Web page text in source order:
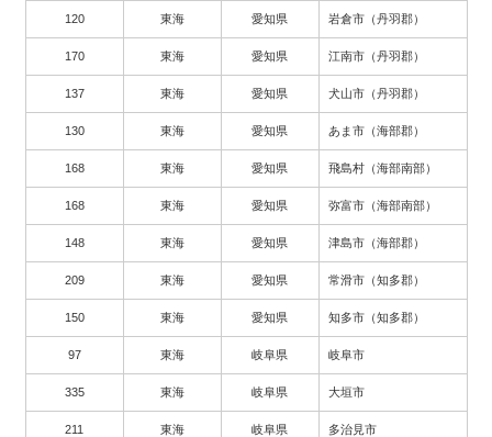
120 東海 愛知県 岩倉市（丹羽郡）
170 東海 愛知県 江南市（丹羽郡）
137 東海 愛知県 犬山市（丹羽郡）
130 東海 愛知県 あま市（海部郡）
168 東海 愛知県 飛島村（海部南部）
168 東海 愛知県 弥富市（海部南部）
148 東海 愛知県 津島市（海部郡）
209 東海 愛知県 常滑市（知多郡）
150 東海 愛知県 知多市（知多郡）
97 東海 岐阜県 岐阜市
335 東海 岐阜県 大垣市
211 東海 岐阜県 多治見市